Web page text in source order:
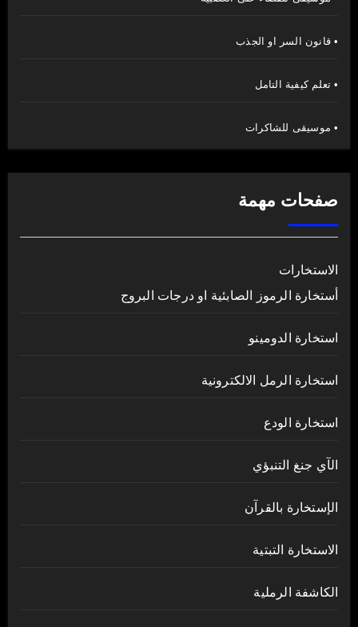
• قانون السر او الجذب
• تعلم كيفية التامل
• موسيقى للشاكرات
صفحات مهمة
الاستخارات
أستخارة الرموز الصابئية او درجات البروج
استخارة الدومينو
استخارة الرمل الالكترونية
استخارة الودع
الآي جنغ التنبؤي
الإستخارة بالقرآن
الاستخارة التبتية
الكاشفة الرملية